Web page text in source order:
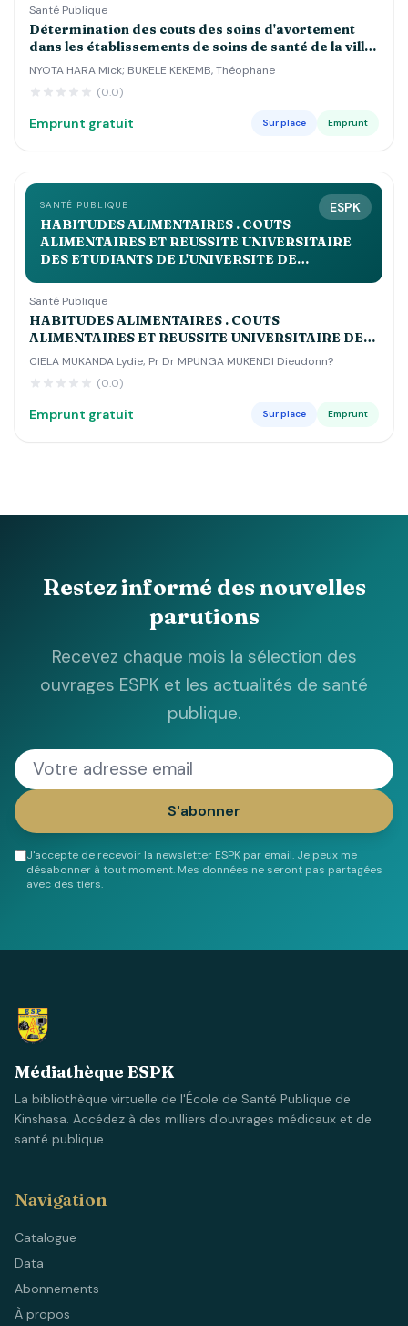
Santé Publique
Détermination des couts des soins d'avortement
dans les établissements de soins de santé de la ville
province de Kinshasa
NYOTA HARA Mick; BUKELE KEKEMB, Théophane
(0.0)
Emprunt gratuit Sur place Emprunt
ESPK
SANTÉ PUBLIQUE
HABITUDES ALIMENTAIRES . COUTS
ALIMENTAIRES ET REUSSITE UNIVERSITAIRE
DES ETUDIANTS DE L'UNIVERSITE DE
Santé Publique
HABITUDES ALIMENTAIRES . COUTS
ALIMENTAIRES ET REUSSITE UNIVERSITAIRE DES
ETUDIANTS DE L'UNIVERSITE DE KINSHASA
CIELA MUKANDA Lydie; Pr Dr MPUNGA MUKENDI Dieudonn?
(0.0)
Emprunt gratuit Sur place Emprunt
Restez informé des nouvelles
parutions
Recevez chaque mois la sélection des
ouvrages ESPK et les actualités de santé
publique.
S'abonner
J'accepte de recevoir la newsletter ESPK par email. Je peux me
désabonner à tout moment. Mes données ne seront pas partagées
avec des tiers.
Médiathèque ESPK
La bibliothèque virtuelle de l'École de Santé Publique de
Kinshasa. Accédez à des milliers d'ouvrages médicaux et de
santé publique.
Navigation
Catalogue
Data
Abonnements
À propos